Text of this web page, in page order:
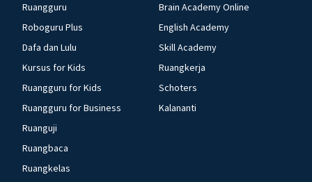
Ruangguru
Roboguru Plus
Dafa dan Lulu
Kursus for Kids
Ruangguru for Kids
Ruangguru for Business
Ruanguji
Ruangbaca
Ruangkelas
Brain Academy Online
English Academy
Skill Academy
Ruangkerja
Schoters
Kalananti